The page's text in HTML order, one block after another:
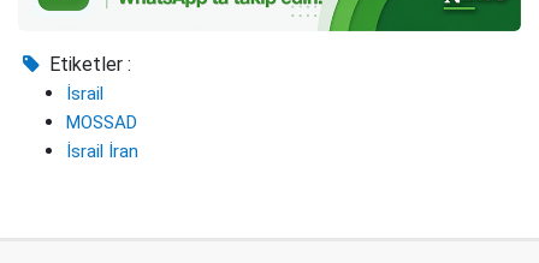
Etiketler :
İsrail
MOSSAD
İsrail İran